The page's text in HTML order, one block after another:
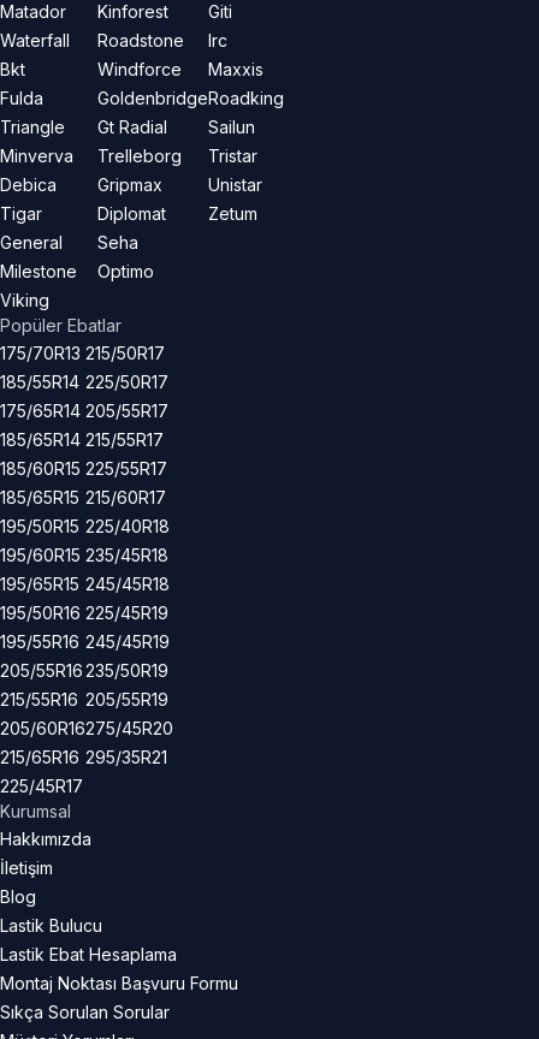
Matador
Waterfall
Bkt
Fulda
Triangle
Minverva
Debica
Tigar
General
Milestone
Viking
Kinforest
Roadstone
Windforce
Goldenbridge
Gt Radial
Trelleborg
Gripmax
Diplomat
Seha
Optimo
Giti
Irc
Maxxis
Roadking
Sailun
Tristar
Unistar
Zetum
Popüler Ebatlar
175/70R13
185/55R14
175/65R14
185/65R14
185/60R15
185/65R15
195/50R15
195/60R15
195/65R15
195/50R16
195/55R16
205/55R16
215/55R16
205/60R16
215/65R16
225/45R17
215/50R17
225/50R17
205/55R17
215/55R17
225/55R17
215/60R17
225/40R18
235/45R18
245/45R18
225/45R19
245/45R19
235/50R19
205/55R19
275/45R20
295/35R21
Kurumsal
Hakkımızda
İletişim
Blog
Lastik Bulucu
Lastik Ebat Hesaplama
Montaj Noktası Başvuru Formu
Sıkça Sorulan Sorular